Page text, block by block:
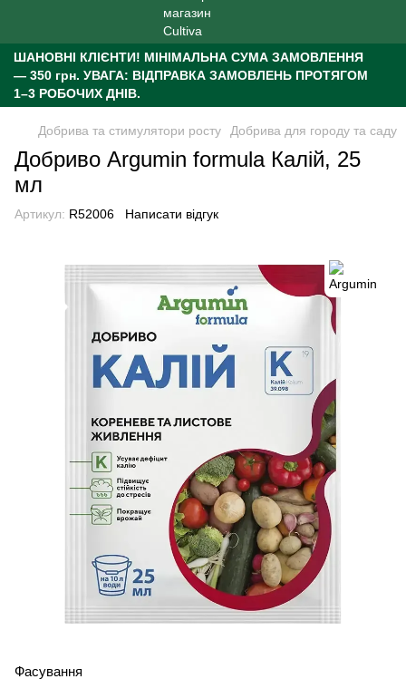
ШАНОВНІ КЛІЄНТИ! МІНІМАЛЬНА СУМА ЗАМОВЛЕННЯ
— 350 грн. УВАГА: ВІДПРАВКА ЗАМОВЛЕНЬ ПРОТЯГОМ
1–3 РОБОЧИХ ДНІВ.
Добрива та стимулятори росту Добрива для городу та саду
Добриво Argumin formula Калій, 25
мл
Артикул: R52006 Написати відгук
Фасування